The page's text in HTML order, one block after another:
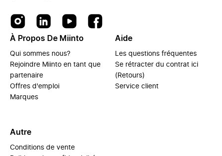
À Propos De Miinto
Qui sommes nous?
Rejoindre Miinto en tant que
partenaire
Offres d'emploi
Marques
Aide
Les questions fréquentes
Se rétracter du contrat ici
(Retours)
Service client
Autre
Conditions de vente